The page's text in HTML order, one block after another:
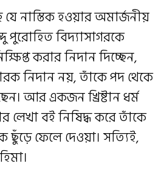
নাস্তিক হওয়ার অমার্জনীয়
বিদ্যাসাগরকে
করার নিদান দিচ্ছেন,
নিদান নয়, তাঁকে পদ থেকে
আর একজন খ্রিষ্টান ধর্ম
লেখা বই নিষিদ্ধ করে তাঁকে
ছুঁড়ে ফেলে দেওয়া। সত্যিই,